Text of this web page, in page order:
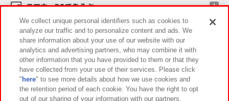
スマホ・PCであそぶ
イベント・キャンペーン
関連会社 サステナビリティ サイトポリシー
We collect unique personal identifiers such as cookies to
analyze our traffic and to personalize content and ads. We
share information about your use of our website with our
analytics and advertising partners, who may combine it with
other information that you have provided to them or that they
have collected from your use of their services. Please click
" here" to see more details about how we use cookies and
the retention period of each cookie. You have the right to opt
out of our sharing of your information with our partners.